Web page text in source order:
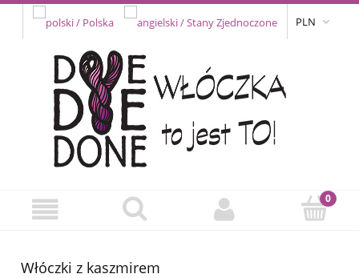
PLN
Włóczki z kaszmirem